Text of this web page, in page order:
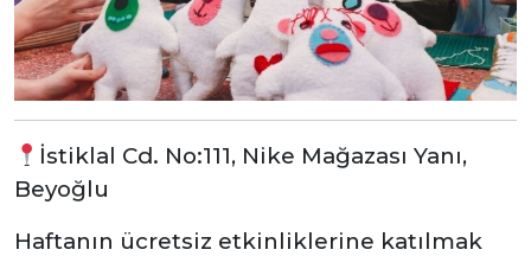
İstiklal Cd. No:111, Nike Mağazası Yanı,
Beyoğlu
Haftanın ücretsiz etkinliklerine katılmak